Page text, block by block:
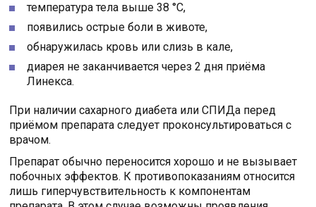
температура тела выше 38 °C,
появились острые боли в животе,
обнаружилась кровь или слизь в кале,
диарея не заканчивается через 2 дня приёма
Линекса.
При наличии сахарного диабета или СПИДа перед
приёмом препарата следует проконсультироваться с
врачом.
Препарат обычно переносится хорошо и не вызывает
побочных эффектов. К противопоказаниям относится
лишь гиперчувствительность к компонентам